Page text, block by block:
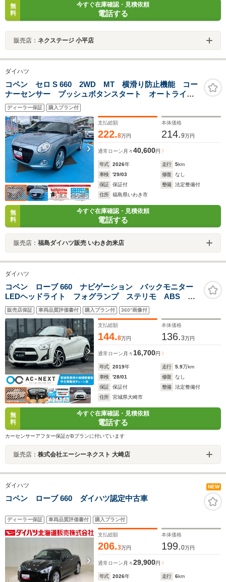
無
料
今すぐ在庫確認・見積依頼
電話する
販売店： ネクステージ 小平店
ダイハツ
コペン セロ S 660 2WD MT 横滑り防止機能 コー
ナーセンサー プッシュボタンスタート オートライ
ト フォグランプ LEDヘッドライト キーフリー 運
転席・助手席エアバック ABS シートヒーター
ディーラー保証 購入プラン付
支払総額
222.8万円
本体価格
214.9万円
通常ローン 月々40,600円
年式 2026年 走行 5km
車検
'29/03 修復
なし
保証
保証付 整備
法定整備付
住所
福島県いわき市
無
料
今すぐ在庫確認・見積依頼
電話する
販売店： 福島ダイハツ販売 いわき勿来店
ダイハツ
コペン ローブ 660 ナビゲーション バックモニター
LEDヘッドライト フォグランプ ステリモ ABS ア
イドリングストップ MTモード ETC ドラレコ フル
セグTV Bluetooth USB DVD再生 シートヒータ
ー スマートキー 純正AW
販売店保証 車両品質評価書付 購入プラン付 360°画像付
支払総額
144.8万円
本体価格
136.3万円
通常ローン 月々 16,700円
年式 2019年 走行 5.9万km
車検
'28/01 修復
なし
保証
保証付 整備
法定整備付
住所
宮城県大崎市
無
料
今すぐ在庫確認・見積依頼
電話する
カーセンサーアフター保証がBプランに付いています
販売店： 株式会社エーシーネクスト 大崎店
ダイハツ NEW
コペン ローブ 660 ダイハツ認定中古車
ディーラー保証 車両品質評価書付 購入プラン付
支払総額
206.3万円
本体価格
199.0万円
通常ローン 月々29,900円
年式 2026年 走行 6km